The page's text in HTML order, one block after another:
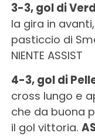
3-3, gol di
la gira in
pasticcio di
NIENTE ASSIST
4-3, gol di
cross lungo e
che da buona
il gol vittoria.